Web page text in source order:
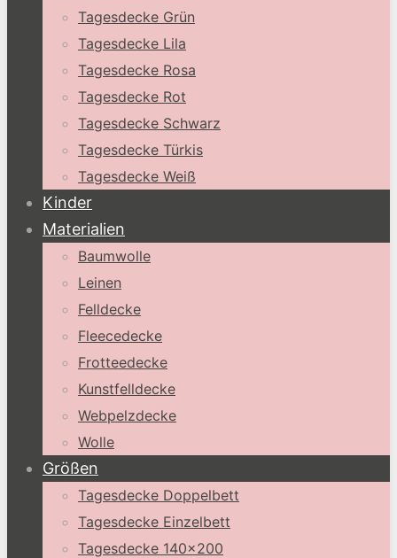
Tagesdecke Grün
Tagesdecke Lila
Tagesdecke Rosa
Tagesdecke Rot
Tagesdecke Schwarz
Tagesdecke Türkis
Tagesdecke Weiß
Kinder
Materialien
Baumwolle
Leinen
Felldecke
Fleecedecke
Frotteedecke
Kunstfelldecke
Webpelzdecke
Wolle
Größen
Tagesdecke Doppelbett
Tagesdecke Einzelbett
Tagesdecke 140×200